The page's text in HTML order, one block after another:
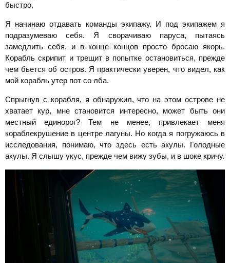
быстро.
Я начинаю отдавать команды экипажу. И под экипажем я
подразумеваю себя. Я сворачиваю паруса, пытаясь
замедлить себя, и в конце концов просто бросаю якорь.
Корабль скрипит и трещит в попытке остановиться, прежде
чем бьется об остров. Я практически уверен, что видел, как
мой корабль утер пот со лба.
Спрыгнув с корабля, я обнаружил, что на этом острове не
хватает кур, мне становится интересно, может быть они
местный единорог? Тем не менее, привлекает меня
кораблекрушение в центре лагуны. Но когда я погружаюсь в
исследования, понимаю, что здесь есть акулы. Голодные
акулы. Я слышу укус, прежде чем вижу зубы, и в шоке кричу.